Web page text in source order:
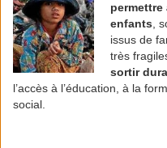
permettre
enfants,
issus de
très
sortir
l’accès à l’éducation, à la
social.